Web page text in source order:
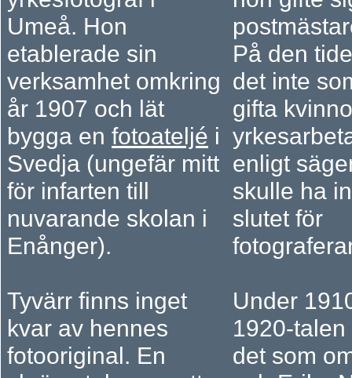
Umeå. Hon
etablerade sin
verksamhet omkring
år 1907 och lät
bygga en fotoateljé i
Svedja (ungefär mitt
för infarten till
nuvarande skolan i
Enånger).
Tyvärr finns inget
kvar av hennes
fotooriginal. En
På den
det inte
gifta
enligt
skulle ha
slutet för
Under
1920-
det som